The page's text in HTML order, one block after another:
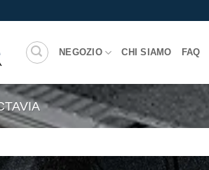
NEGOZIO CHI SIAMO FAQ